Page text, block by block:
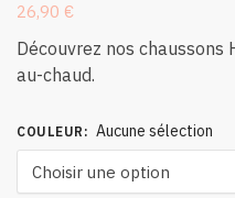
26,90 €
Découvrez nos
au-chaud.
COULEUR : Aucune sélection